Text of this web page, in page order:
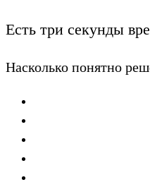
Есть три секунды
Насколько понятно